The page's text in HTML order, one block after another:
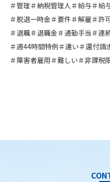
＃管理＃納税管理人＃給与＃給
＃脱退一時金＃要件＃解雇＃許
＃退職＃退職金＃通勤手当 ＃連
＃週44時間特例＃違い＃還付請
＃障害者雇用＃難しい＃非課税